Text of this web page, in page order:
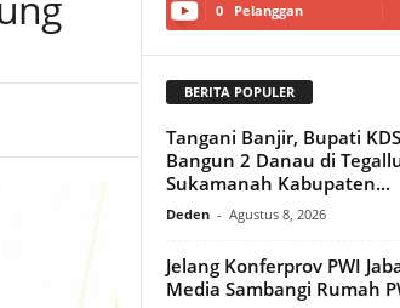
0 Pelanggan
BERITA POPULER
Tangani Banjir, Bupati
Bangun 2 Danau di
Sukamanah Kabupaten...
Deden - Agustus 8, 2026
Jelang Konferprov PWI
Media Sambangi Rumah